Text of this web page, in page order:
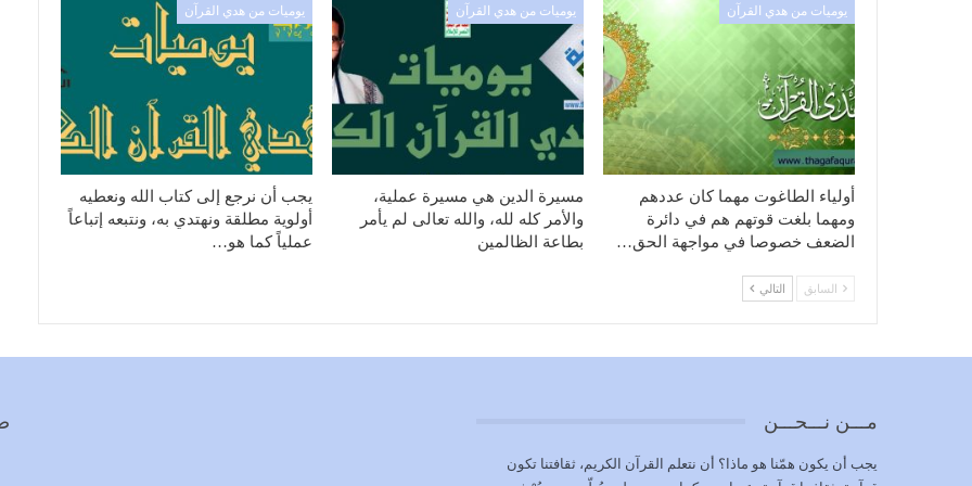
يوميات من هدي القرآن
أولياء الطاغوت مهما كان عددهم
ومهما بلغت قوتهم هم في دائرة
الضعف خصوصا في مواجهة الحق…
يوميات من هدي القرآن
مسيرة الدين هي مسيرة عملية،
والأمر كله لله، والله تعالى لم يأمر
بطاعة الظالمين
يوميات من هدي القرآن
يجب أن نرجع إلى كتاب الله ونعطيه
أولوية مطلقة ونهتدي به، ونتبعه إتباعاً
عملياً كما هو…
السابق التالي
مـــن نـــحـــن
يجب أن يكون همّنا هو ماذا؟ أن نتعلم القرآن الكريم، ثقافتنا تكون